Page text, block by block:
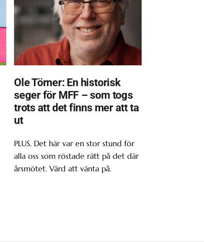
Ole Törner: En historisk
seger för MFF – som togs
trots att det finns mer att ta
ut
PLUS. Det här var en stor stund för
alla oss som röstade rätt på det där
årsmötet. Värd att vänta på.